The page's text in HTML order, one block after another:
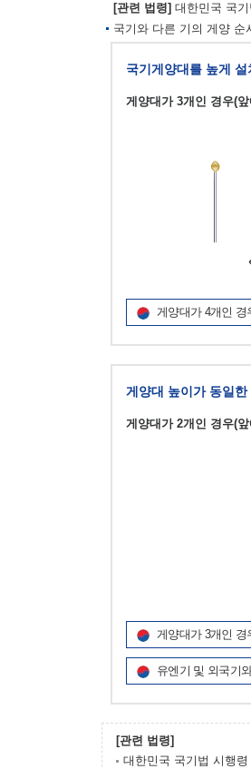
[관련 법령] 대한민국 국
국기와 다른 기의 게양 순
국기게양대를 높게
게양대가 3개인 경우(
게양대가 4개인 경
게양대 높이가 동일
게양대가 2개인 경우(
게양대가 3개인 경
유엔기 및 외국기
[관련 법령]
대한민국 국기법 시행